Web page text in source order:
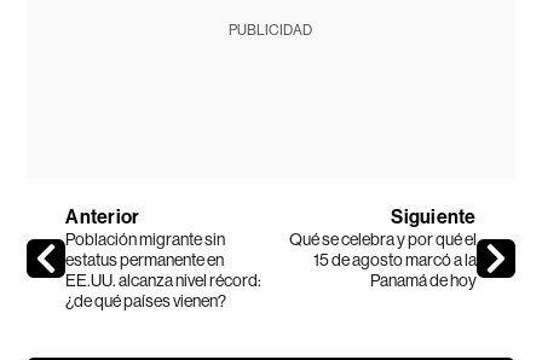
PUBLICIDAD
Anterior
Población migrante sin
estatus permanente en
EE.UU. alcanza nivel récord:
¿de qué países vienen?
Siguiente
Qué se celebra y por qué el
15 de agosto marcó a la
Panamá de hoy